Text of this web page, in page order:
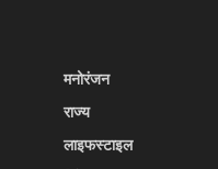
मनोरंजन
राज्य
लाइफस्टाइल